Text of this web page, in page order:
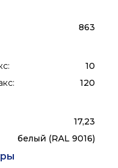
863
:
10
: 120
17,23
белый (RAL 9016)